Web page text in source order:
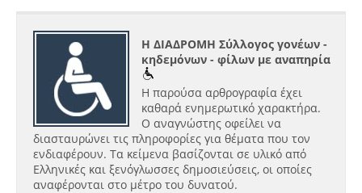
Η ΔΙΑΔΡΟΜΗ Σύλλογος γονέων -
κηδεμόνων - φίλων με αναπηρία
Η παρούσα αρθρογραφία έχει
καθαρά ενημερωτικό χαρακτήρα.
Ο αναγνώστης οφείλει να
διασταυρώνει τις πληροφορίες για θέματα που τον
ενδιαφέρουν. Τα κείμενα βασίζονται σε υλικό από
Ελληνικές και ξενόγλωσσες δημοσιεύσεις, οι οποίες
αναφέρονται στο μέτρο του δυνατού.